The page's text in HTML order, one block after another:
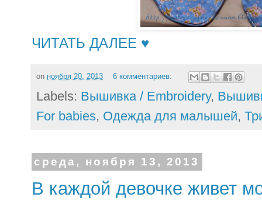
ЧИТАТЬ ДАЛЕЕ ♥
on ноября 20, 2013 6 комментариев:
Labels: Вышивка / Embroidery,
For babies, Одежда для малышей,
среда, ноября 13, 2013
В каждой девочке живет